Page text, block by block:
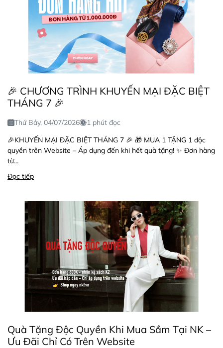
🎉 CHƯƠNG TRÌNH KHUYẾN MẠI ĐẶC BIỆT
THÁNG 7 🎉
Thứ Bảy, 04/07/2026
1 phút đọc
🎉KHUYẾN MẠI ĐẶC BIỆT THÁNG 7 🎉 🎁 MUA 1 TẶNG 1 độc
quyền trên Website – Áp dụng đến khi hết quà tặng! ✨ Đơn hàng
từ...
Đọc tiếp
Quà Tặng Độc Quyền Khi Mua Sắm Tại NK –
Ưu Đãi Chỉ Có Trên Website